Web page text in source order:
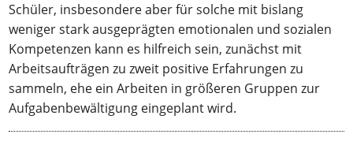
Schüler, insbesondere aber für solche mit bislang
weniger stark ausgeprägten emotionalen und sozialen
Kompetenzen kann es hilfreich sein, zunächst mit
Arbeitsaufträgen zu zweit positive Erfahrungen zu
sammeln, ehe ein Arbeiten in größeren Gruppen zur
Aufgabenbewältigung eingeplant wird.